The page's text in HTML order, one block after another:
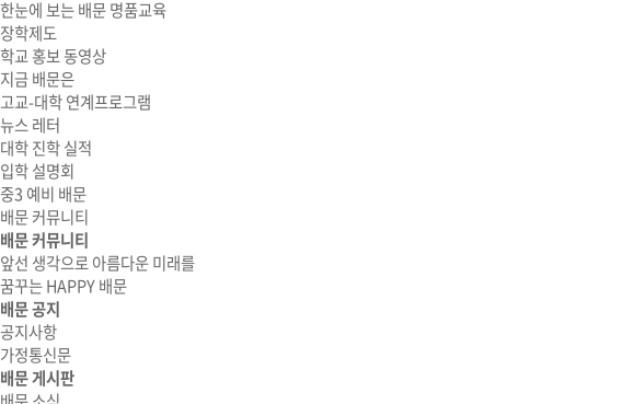
한눈에 보는 배문 명품교육
장학제도
학교 홍보 동영상
지금 배문은
고교-대학 연계프로그램
뉴스 레터
대학 진학 실적
입학 설명회
중3 예비 배문
배문 커뮤니티
배문 커뮤니티
앞선 생각으로 아름다운 미래를
꿈꾸는 HAPPY 배문
배문 공지
공지사항
가정통신문
배문 게시판